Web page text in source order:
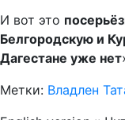
И вот это
Белгородскую и
Дагестане уже нет
Метки: Владлен